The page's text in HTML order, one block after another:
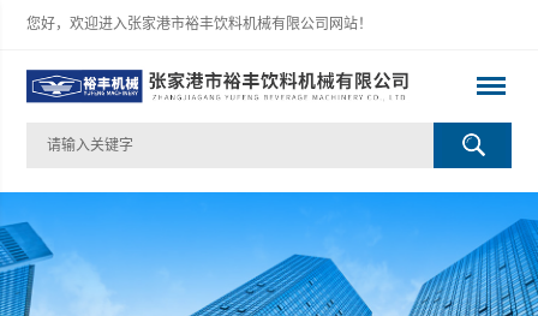
您好，欢迎进入张家港市裕丰饮料机械有限公司网站！